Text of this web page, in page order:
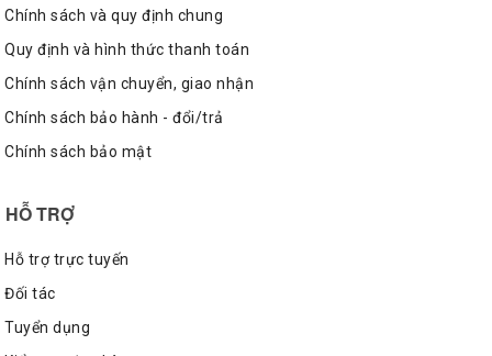
Chính sách và quy định chung
Quy định và hình thức thanh toán
Chính sách vận chuyển, giao nhận
Chính sách bảo hành - đổi/trả
Chính sách bảo mật
HỖ TRỢ
Hỗ trợ trực tuyến
Đối tác
Tuyển dụng